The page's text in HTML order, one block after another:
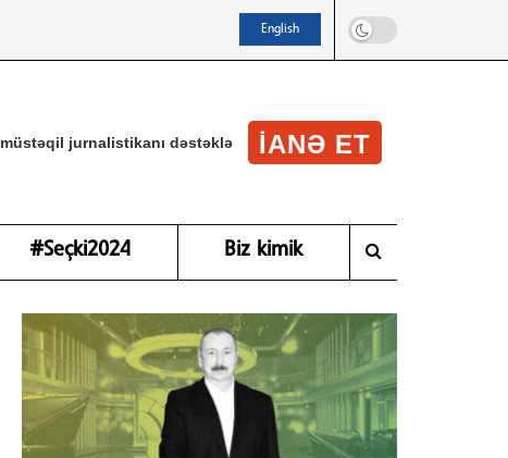
English
müstəqil jurnalistikanı dəstəklə IANƏ ET
#Seçki2024 Biz kimik